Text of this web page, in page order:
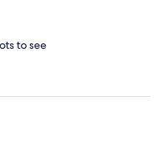
to see